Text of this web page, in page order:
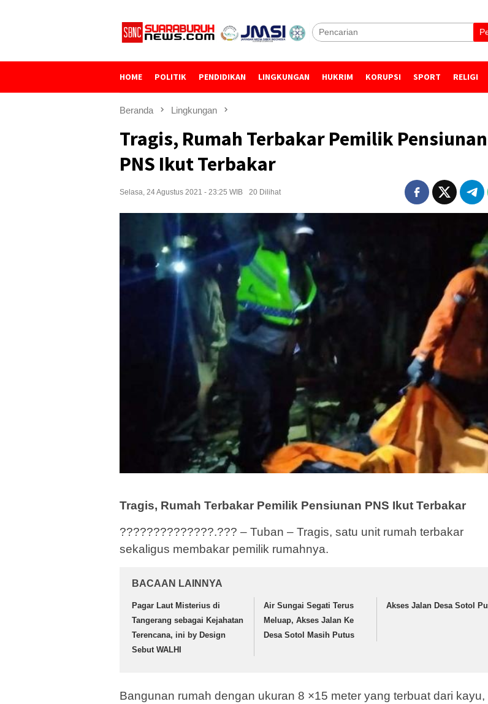
HOME POLITIK PENDIDIKAN LINGKUNGAN HUKRIM KORUPSI SPORT RELIGI
Beranda Lingkungan
Tragis, Rumah Terbakar Pemilik Pensiunan
PNS Ikut Terbakar
Selasa, 24 Agustus 2021 - 23:25 WIB 20 Dilihat
Tragis, Rumah Terbakar Pemilik Pensiunan PNS Ikut Terbakar
??????????????.??? – Tuban – Tragis, satu unit rumah terbakar
sekaligus membakar pemilik rumahnya.
BACAAN LAINNYA
Pagar Laut Misterius di
Tangerang sebagai Kejahatan
Terencana, ini by Design
Sebut WALHI
Air Sungai Segati Terus
Meluap, Akses Jalan Ke
Desa Sotol Masih Putus
Akses Jalan Desa Sotol
Bangunan rumah dengan ukuran 8 ×15 meter yang terbuat dari kayu,